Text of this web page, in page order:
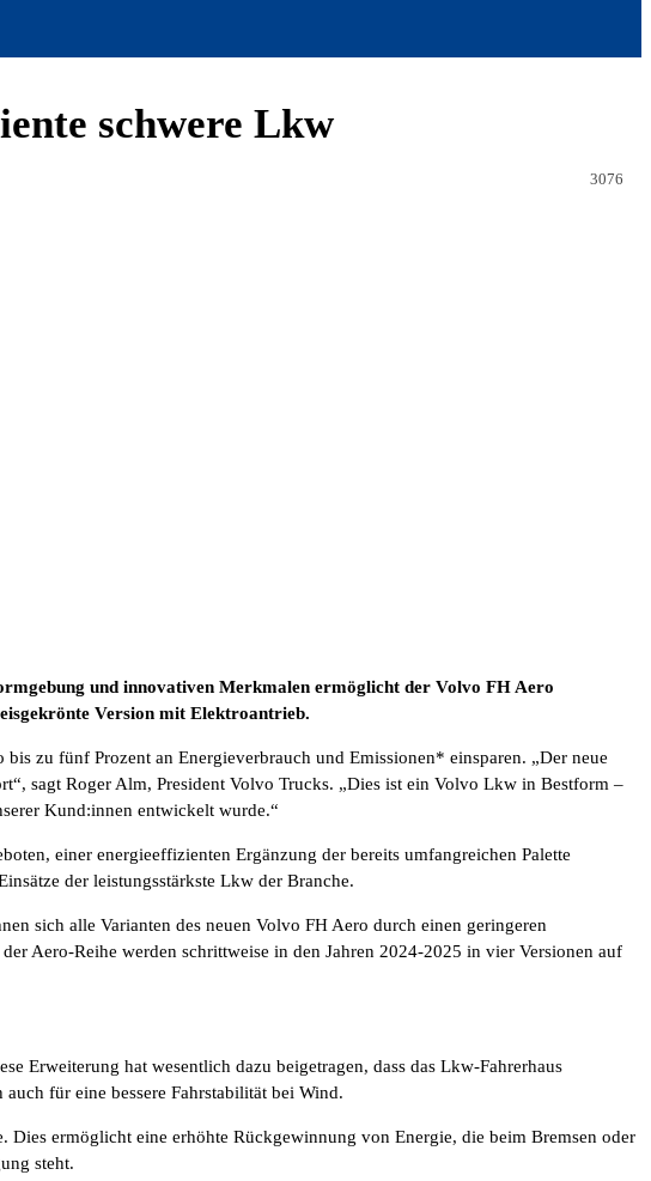
schwere Lkw
3076
und innovativen Merkmalen ermöglicht der Volvo FH Aero
Version mit Elektroantrieb.
zu fünf Prozent an Energieverbrauch und Emissionen* einsparen. „Der neue
sagt Roger Alm, President Volvo Trucks. „Dies ist ein Volvo Lkw in Bestform –
Kund:innen entwickelt wurde.“
einer energieeffizienten Ergänzung der bereits umfangreichen Palette
der leistungsstärkste Lkw der Branche.
sich alle Varianten des neuen Volvo FH Aero durch einen geringeren
Aero-Reihe werden schrittweise in den Jahren 2024-2025 in vier Versionen auf
Erweiterung hat wesentlich dazu beigetragen, dass das Lkw-Fahrerhaus
für eine bessere Fahrstabilität bei Wind.
ermöglicht eine erhöhte Rückgewinnung von Energie, die beim Bremsen oder
steht.